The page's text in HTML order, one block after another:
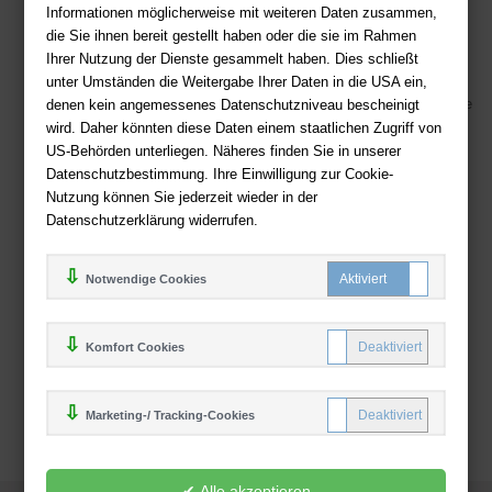
Informationen möglicherweise mit weiteren Daten zusammen,
die Sie ihnen bereit gestellt haben oder die sie im Rahmen
Ihrer Nutzung der Dienste gesammelt haben. Dies schließt
unter Umständen die Weitergabe Ihrer Daten in die USA ein,
denen kein angemessenes Datenschutzniveau bescheinigt
wird. Daher könnten diese Daten einem staatlichen Zugriff von
US-Behörden unterliegen. Näheres finden Sie in unserer
Datenschutzbestimmung. Ihre Einwilligung zur Cookie-
Nutzung können Sie jederzeit wieder in der
Datenschutzerklärung widerrufen.
Notwendige Cookies
Komfort Cookies
Marketing-/ Tracking-Cookies
Ihre Vorteile bei uns
Kostenloser Versand ab 36,- EUR Bestellwert
Sicherer Online Shop und Zahlung mit SSL-Verschlüsselung
Viele Zahlungsmethoden wie PayPal, Amazon Payment, Vorkasse
Zahlweisen